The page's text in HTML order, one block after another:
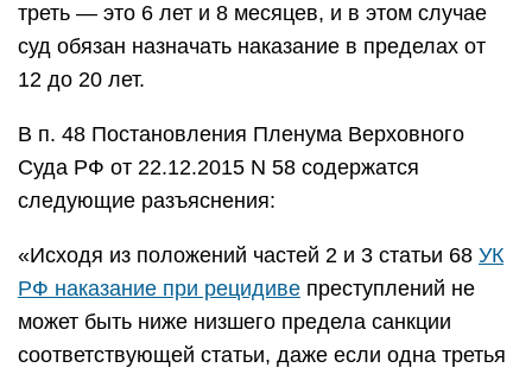
треть — это 6 лет и 8 месяцев, и в этом случае
суд обязан назначать наказание в пределах от
12 до 20 лет.
В п. 48 Постановления Пленума Верховного
Суда РФ от 22.12.2015 N 58 содержатся
следующие разъяснения:
«Исходя из положений частей 2 и 3 статьи 68 УК
РФ наказание при рецидиве преступлений не
может быть ниже низшего предела санкции
соответствующей статьи, даже если одна третья